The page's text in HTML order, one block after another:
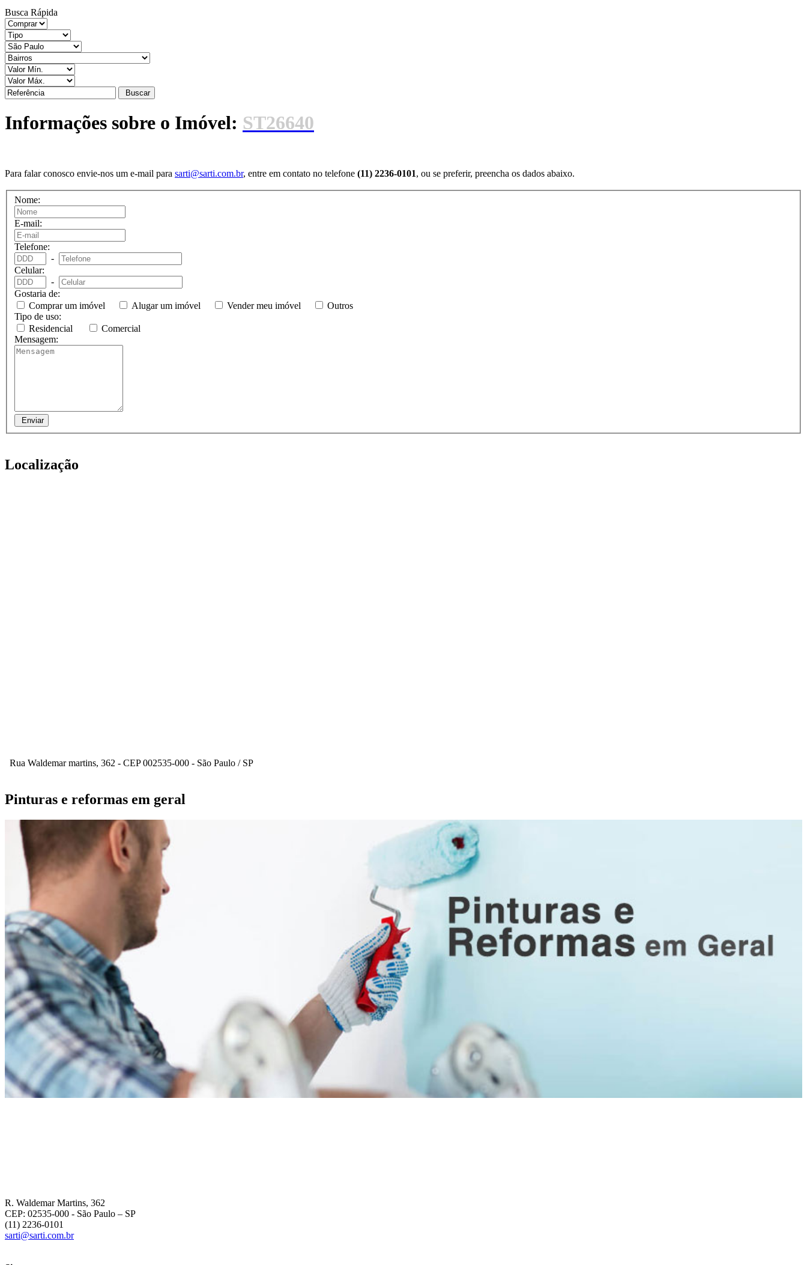
Busca Rápida
Buscar
Informações sobre o Imóvel: ST26640
Para falar conosco envie-nos um e-mail para sarti@sarti.com.br, entre em contato no telefone (11) 2236-0101, ou se preferir, preencha os dados abaixo.
Nome:
E-mail:
Telefone:
-
Celular:
-
Gostaria de:
Comprar um imóvel
Alugar um imóvel Vender meu imóvel
Outros
Tipo de uso:
Residencial
Comercial
Mensagem:
Enviar
Localização
Rua Waldemar martins, 362 - CEP 002535-000 - São Paulo / SP
Pinturas e reformas em geral
R. Waldemar Martins, 362
CEP: 02535-000 - São Paulo – SP
(11) 2236-0101
sarti@sarti.com.br